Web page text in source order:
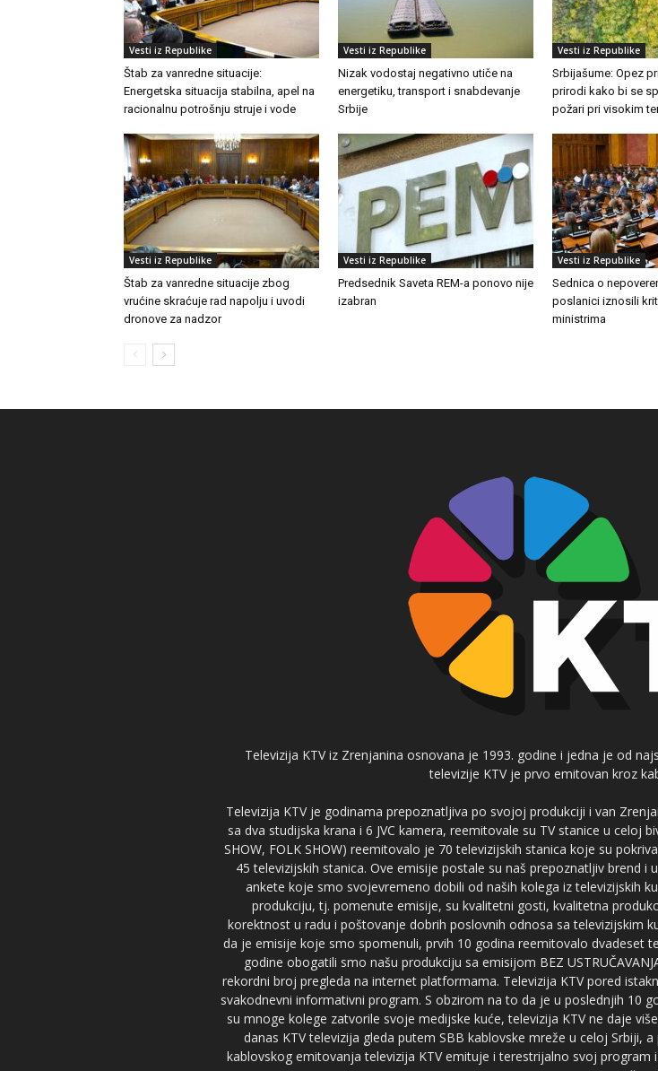
Vesti iz Republike
Štab za vanredne situacije:
Energetska situacija stabilna, apel na
racionalnu potrošnju struje i vode
Vesti iz Republike
Nizak vodostaj negativno utiče na
energetiku, transport i snabdevanje
Srbije
Vesti iz Republike
Srbijašume: Opez
prirodi kako bi se
požari pri visokim
Vesti iz Republike
Štab za vanredne situacije zbog
vrućine skraćuje rad napolju i uvodi
dronove za nadzor
Vesti iz Republike
Predsednik Saveta REM-a ponovo nije
izabran
Vesti iz Republike
Sednica o
poslanici iznosili
ministrima
Televizija KTV iz Zrenjanina osnovana je 1993. godine i jedna je od
televizije KTV je prvo emitovan kroz
Televizija KTV je godinama prepoznatljiva po svojoj produkciji i van
sa dva studijska krana i 6 JVC kamera, reemitovale su TV stanice u celoj
SHOW, FOLK SHOW) reemitovalo je 70 televizijskih stanica koje su
45 televizijskih stanica. Ove emisije postale su naš prepoznatljiv brend i
ankete koje smo svojevremeno dobili od naših kolega iz televizijskih
produkciju, tj. pomenute emisije, su kvalitetni gosti, kvalitetna
korektnost u radu i poštovanje dobrih poslovnih odnosa sa televizijskim
da je emisije koje smo spomenuli, prvih 10 godina reemitovalo dvadeset
godine obogatili smo našu produkciju sa emisijom BEZ
rekordni broj pregleda na internet platformama. Televizija KTV pored
svakodnevni informativni program. S obzirom na to da je u poslednjih 10
su mnoge kolege zatvorile svoje medijske kuće, televizija KTV ne daje
danas KTV televizija gleda putem SBB kablovske mreže u celoj Srbiji,
kablovskog emitovanja televizija KTV emituje i terestrijalno svoj program